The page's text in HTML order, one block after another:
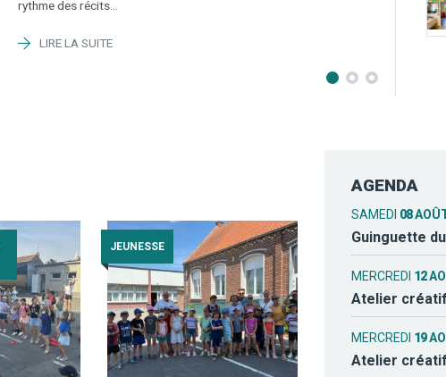
en…
LIRE LA SUITE
JEUNESSE
AGENDA
SAMEDI 08
Guinguette
MERCREDI 12
Atelier créatif
MERCREDI 19
Atelier créatif